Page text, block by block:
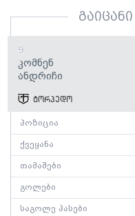
9
Კომნენ
Ანდრიჩი
ტორპედო
პოზიცია
ქვეყანა
თამაშები
გოლები
საგოლე პასები